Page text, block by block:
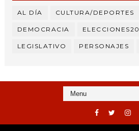
AL DÍA CULTURA/DEPORTES
DEMOCRACIA
LEGISLATIVO PERSONAJES